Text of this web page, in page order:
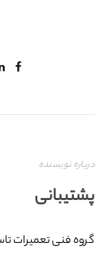
درباره نویسنده
پشتیبانی
گروه فنی تعمیرات